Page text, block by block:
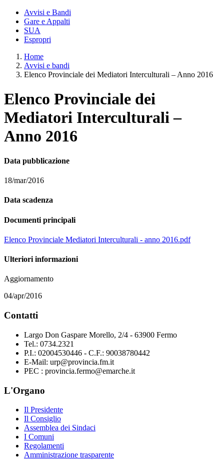
Avvisi e Bandi
Gare e Appalti
SUA
Espropri
Home
Avvisi e bandi
Elenco Provinciale dei Mediatori Interculturali – Anno 2016
Elenco Provinciale dei
Mediatori Interculturali –
Anno 2016
Data pubblicazione
18/mar/2016
Data scadenza
Documenti principali
Elenco Provinciale Mediatori Interculturali - anno 2016.pdf
Ulteriori informazioni
Aggiornamento
04/apr/2016
Contatti
Largo Don Gaspare Morello, 2/4 - 63900 Fermo
Tel.: 0734.2321
P.I.: 02004530446 - C.F.: 90038780442
E-Mail: urp@provincia.fm.it
PEC : provincia.fermo@emarche.it
L'Organo
Il Presidente
Il Consiglio
Assemblea dei Sindaci
I Comuni
Regolamenti
Amministrazione trasparente